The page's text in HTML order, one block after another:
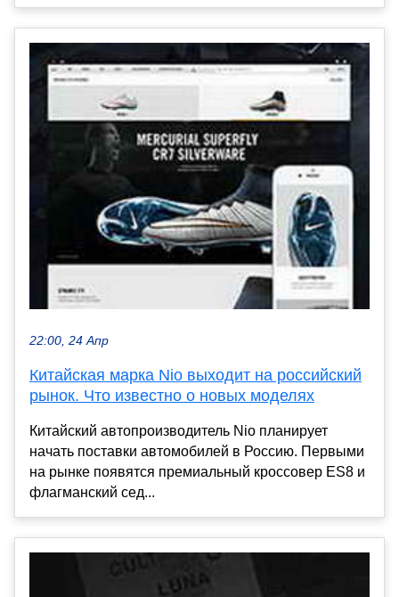
22:00, 24 Апр
Китайская марка Nio выходит на российский
рынок. Что известно о новых моделях
Китайский автопроизводитель Nio планирует
начать поставки автомобилей в Россию. Первыми
на рынке появятся премиальный кроссовер ES8 и
флагманский сед...